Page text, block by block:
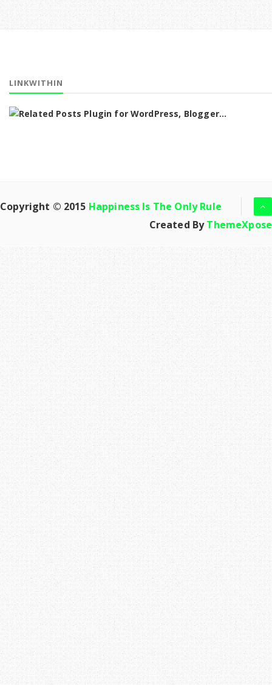
LINKWITHIN
Copyright © 2015 Happiness Is The Only Rule
Created ByThemeXpose